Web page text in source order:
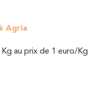
Agria
au prix de 1 euro/Kg